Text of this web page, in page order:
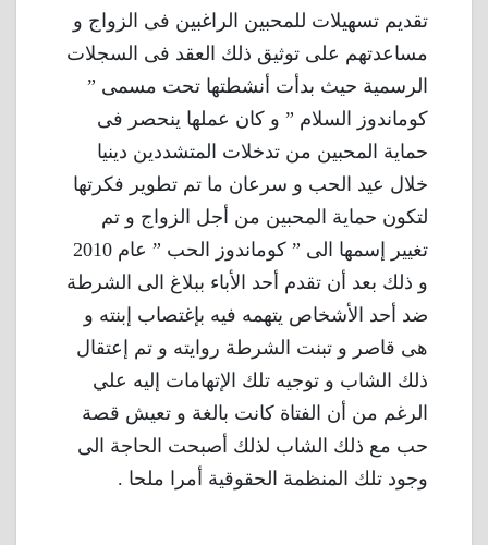
تقديم تسهيلات للمحبين الراغبين فى الزواج و
مساعدتهم على توثيق ذلك العقد فى السجلات
الرسمية حيث بدأت أنشطتها تحت مسمى ”
كوماندوز السلام ” و كان عملها ينحصر فى
حماية المحبين من تدخلات المتشددين دينيا
خلال عيد الحب و سرعان ما تم تطوير فكرتها
لتكون حماية المحبين من أجل الزواج و تم
تغيير إسمها الى ” كوماندوز الحب ” عام 2010
و ذلك بعد أن تقدم أحد الأباء ببلاغ الى الشرطة
ضد أحد الأشخاص يتهمه فيه بإغتصاب إبنته و
هى قاصر و تبنت الشرطة روايته و تم إعتقال
ذلك الشاب و توجيه تلك الإتهامات إليه علي
الرغم من أن الفتاة كانت بالغة و تعيش قصة
حب مع ذلك الشاب لذلك أصبحت الحاجة الى
وجود تلك المنظمة الحقوقية أمرا ملحا .